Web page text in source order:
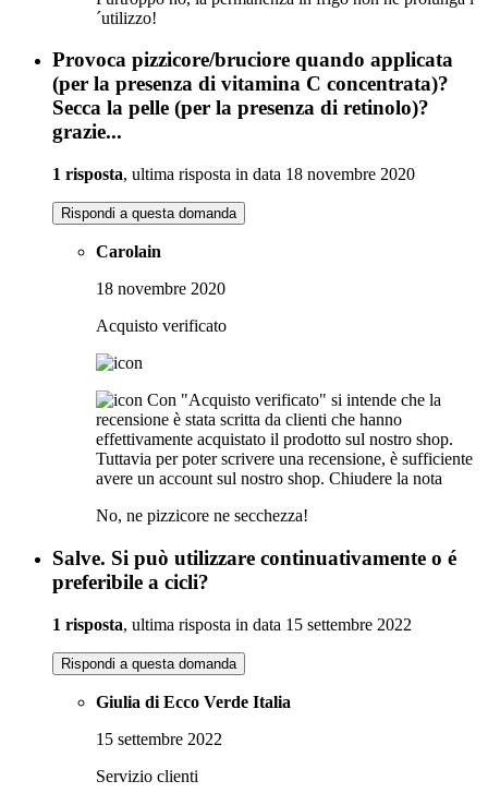
´utilizzo!
Provoca pizzicore/bruciore quando applicata
(per la presenza di vitamina C concentrata)?
Secca la pelle (per la presenza di retinolo)?
grazie...
1 risposta, ultima risposta in data 18 novembre 2020
Rispondi a questa domanda
Carolain
18 novembre 2020
Acquisto verificato
Con "Acquisto verificato" si intende che la
recensione è stata scritta da clienti che hanno
effettivamente acquistato il prodotto sul nostro shop.
Tuttavia per poter scrivere una recensione, è sufficiente
avere un account sul nostro shop. Chiudere la nota
No, ne pizzicore ne secchezza!
Salve. Si può utilizzare continuativamente o é
preferibile a cicli?
1 risposta, ultima risposta in data 15 settembre 2022
Rispondi a questa domanda
Giulia di Ecco Verde Italia
15 settembre 2022
Servizio clienti